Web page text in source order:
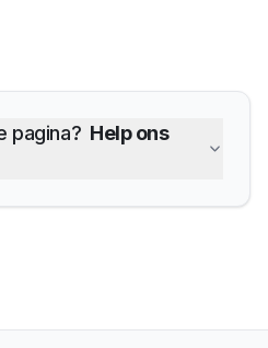
pagina? Help ons